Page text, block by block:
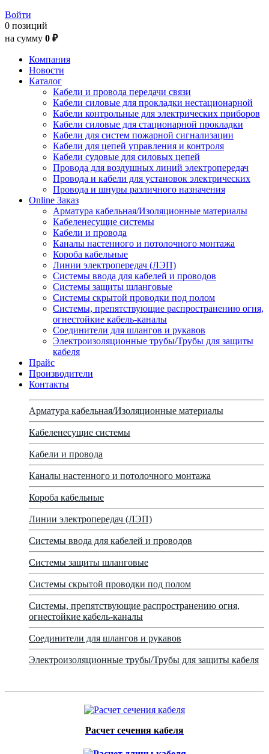
Войти
0 позиций
на сумму 0 ₽
Компания
Новости
Каталог
Кабели и провода передачи связи
Кабели силовые для прокладки нестационарной
Кабели контрольные для электрических приборов
Кабели силовые для стационарной прокладки
Кабели для систем пожарной сигнализации
Кабели для цепей управления и контроля
Кабели судовые для силовых цепей
Провода для воздушных линий электропередач
Провода и кабели для установок электрических
Провода и шнуры различного назначения
Online Заказ
Арматура кабельная/Изоляционные материалы
Кабеленесущие системы
Кабели и провода
Каналы настенного и потолочного монтажа
Короба кабельные
Линии электропередач (ЛЭП)
Системы ввода для кабелей и проводов
Системы защиты шланговые
Системы скрытой проводки под полом
Системы, препятствующие распространению огня,
огнестойкие кабель-каналы
Соединители для шлангов и рукавов
Электроизоляционные трубы/Трубы для защиты
кабеля
Прайс
Производители
Контакты
Арматура кабельная/Изоляционные материалы
Кабеленесущие системы
Кабели и провода
Каналы настенного и потолочного монтажа
Короба кабельные
Линии электропередач (ЛЭП)
Системы ввода для кабелей и проводов
Системы защиты шланговые
Системы скрытой проводки под полом
Системы, препятствующие распространению огня,
огнестойкие кабель-каналы
Соединители для шлангов и рукавов
Электроизоляционные трубы/Трубы для защиты кабеля
Расчет сечения кабеля